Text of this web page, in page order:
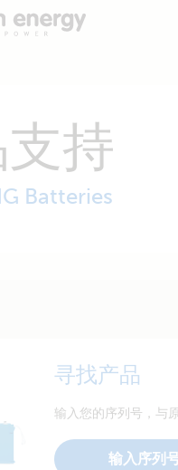
持
Batteries
寻找产品
输入您的序列号，与
输入序列